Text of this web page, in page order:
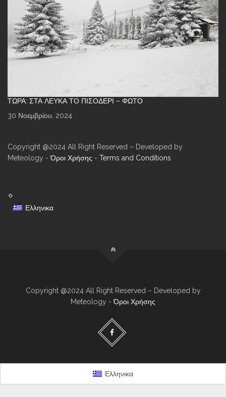
ΤΏΡΑ: ΣΤΑ ΛΕΥΚΆ ΤΟ ΠΙΣΟΔΈΡΙ – ΦΩΤΌ
30 Νοεμβρίου, 2024
Copyright @2024 All Right Reserved – Developed by
Meteology -Όροι Χρήσης - Terms and Conditions
Ελληνικα
Copyright @2024 All Right Reserved – Developed by
Meteology -Όροι Χρήσης
Ελληνικα